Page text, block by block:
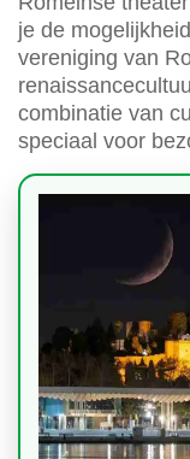
je de
vereniging van
combinatie van
speciaal voor